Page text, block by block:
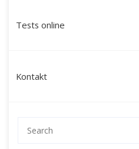
Tests online
Kontakt
Veränderung, die
Siegen und Umgebung